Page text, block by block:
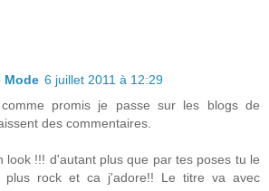
Mode 6 juillet 2011 à 12:29
promis je passe sur les blogs de
des commentaires.
look !!! d'autant plus que par tes poses tu le
plus rock et ca j'adore!! Le titre va avec